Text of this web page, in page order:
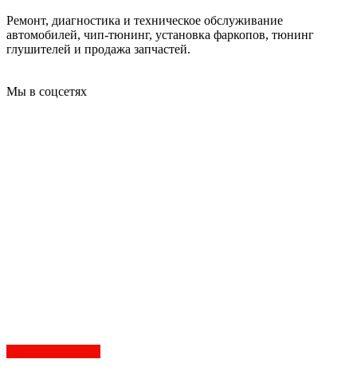
Ремонт, диагностика и техническое обслуживание
автомобилей, чип-тюнинг, установка фаркопов, тюнинг
глушителей и продажа запчастей.
Мы в соцсетях